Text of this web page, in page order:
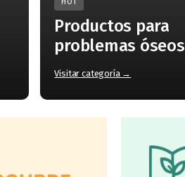
Productos para
problemas óseos
Visitar categoría →